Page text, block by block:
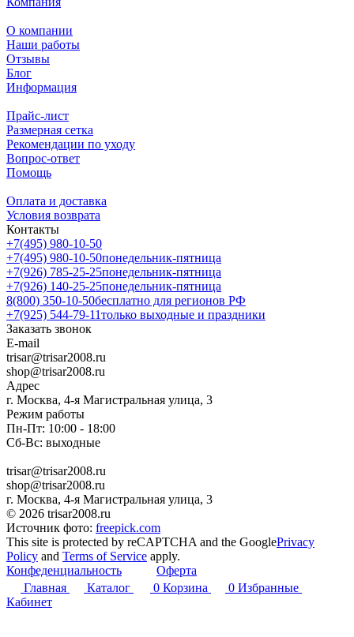
О компании
Наши работы
Отзывы
Блог
Информация
Прайс-лист
Размерная сетка
Рекомендации по уходу
Вопрос-ответ
Помощь
Оплата и доставка
Условия возврата
Контакты
+7(495) 980-10-50
+7(495) 980-10-50понедельник-пятница
+7(926) 785-25-25понедельник-пятница
+7(926) 140-25-25понедельник-пятница
8(800) 350-10-50бесплатно для регионов РФ
+7(925) 544-79-11только выходные и праздники
Заказать звонок
E-mail
trisar@trisar2008.ru
shop@trisar2008.ru
Адрес
г. Москва, 4-я Магистральная улица, 3
Режим работы
Пн-Пт: 10:00 - 18:00
Сб-Вс: выходные
trisar@trisar2008.ru
shop@trisar2008.ru
г. Москва, 4-я Магистральная улица, 3
© 2026 trisar2008.ru
Источник фото: freepick.com
This site is protected by reCAPTCHA and the GooglePrivacy
Policy and Terms of Service apply.
Конфеденциальность
Оферта
Главная
Каталог 0 Корзина 0 Избранные
Кабинет